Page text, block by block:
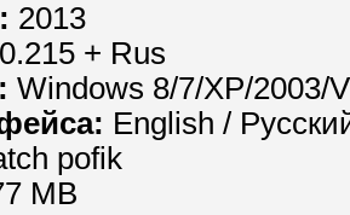
2013
+ Rus
Windows 8/7/XP/2003/
English /
pofik
MB